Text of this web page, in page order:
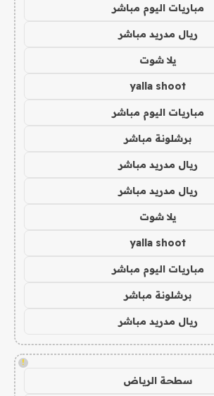
مباريات اليوم مباشر
ريال مدريد مباشر
يلا شوت
yalla shoot
مباريات اليوم مباشر
برشلونة مباشر
ريال مدريد مباشر
ريال مدريد مباشر
يلا شوت
yalla shoot
مباريات اليوم مباشر
برشلونة مباشر
ريال مدريد مباشر
!
سطحة الرياض